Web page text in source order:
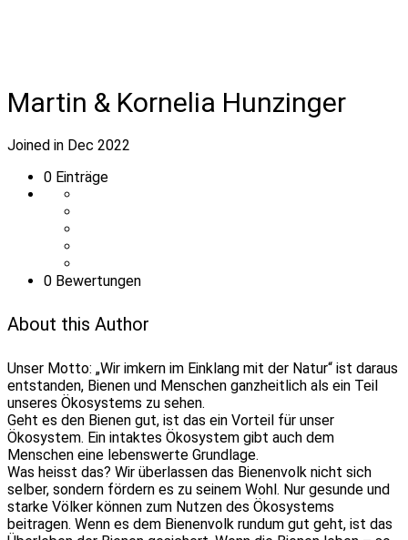
Martin & Kornelia Hunzinger
Joined in Dec 2022
0 Einträge
0 Bewertungen
About this Author
Unser Motto: „Wir imkern im Einklang mit der Natur“ ist daraus
entstanden, Bienen und Menschen ganzheitlich als ein Teil
unseres Ökosystems zu sehen.
Geht es den Bienen gut, ist das ein Vorteil für unser
Ökosystem. Ein intaktes Ökosystem gibt auch dem
Menschen eine lebenswerte Grundlage.
Was heisst das? Wir überlassen das Bienenvolk nicht sich
selber, sondern fördern es zu seinem Wohl. Nur gesunde und
starke Völker können zum Nutzen des Ökosystems
beitragen. Wenn es dem Bienenvolk rundum gut geht, ist das